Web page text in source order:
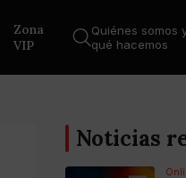
Zona
VIP
Quiénes somos
qué hacemos
Noticias